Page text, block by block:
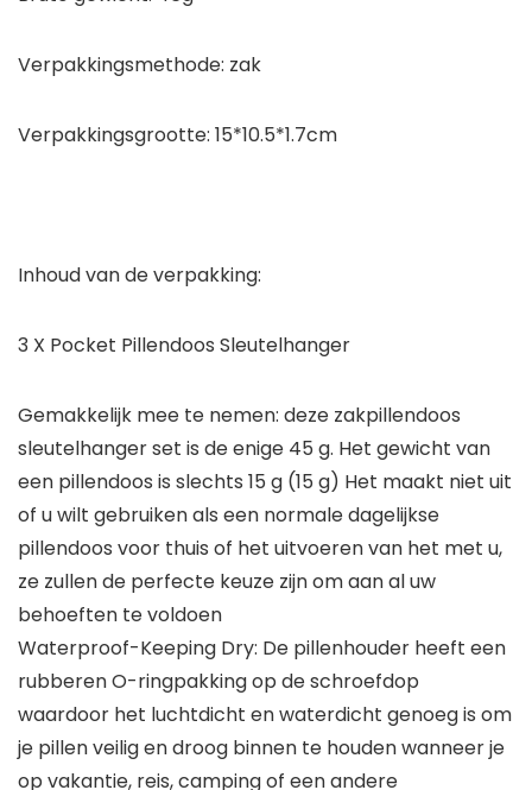
Verpakkingsmethode: zak
Verpakkingsgrootte: 15*10.5*1.7cm
Inhoud van de verpakking:
3 X Pocket Pillendoos Sleutelhanger
Gemakkelijk mee te nemen: deze zakpillendoos
sleutelhanger set is de enige 45 g. Het gewicht van
een pillendoos is slechts 15 g (15 g) Het maakt niet uit
of u wilt gebruiken als een normale dagelijkse
pillendoos voor thuis of het uitvoeren van het met u,
ze zullen de perfecte keuze zijn om aan al uw
behoeften te voldoen
Waterproof-Keeping Dry: De pillenhouder heeft een
rubberen O-ringpakking op de schroefdop
waardoor het luchtdicht en waterdicht genoeg is om
je pillen veilig en droog binnen te houden wanneer je
op vakantie, reis, camping of een andere